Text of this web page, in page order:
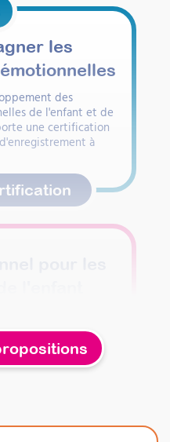
les
des
de l'enfant et de
une certification
à
un professionnel